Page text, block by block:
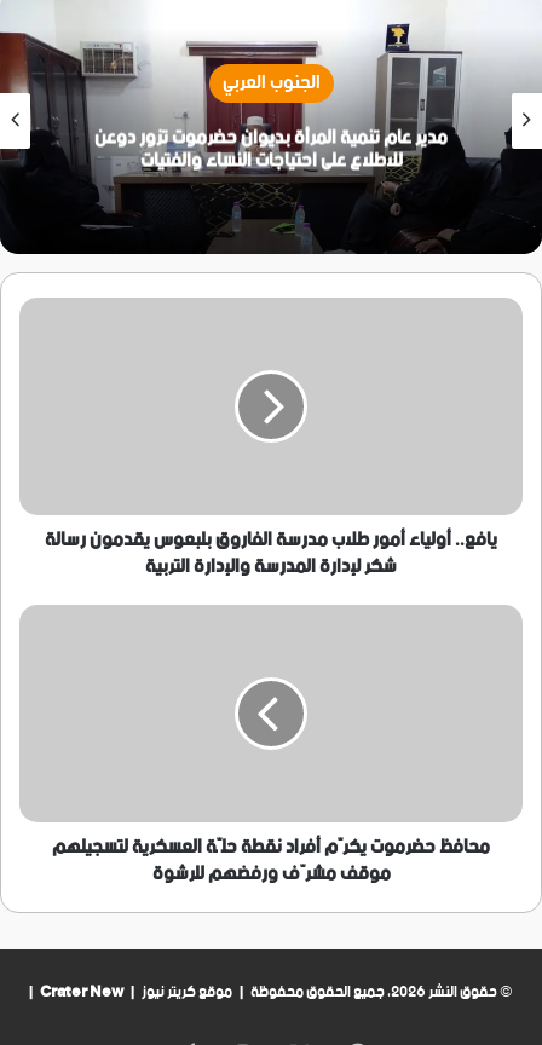
الجنوب العربي
مدير عام تنمية المرأة بديوان حضرموت تزور دوعن
للاطلاع على احتياجات النساء والفتيات
يافع..
رسالة
شكر
لإدارة
والإدارة
يافع.. أولياء أمور طلاب مدرسة الفاروق بلبعوس يقدمون رسالة
شكر لإدارة المدرسة والإدارة التربية
محافظ
موقف
مشرّف
ورفضهم
محافظ حضرموت يكرّم أفراد نقطة حلّة العسكرية لتسجيلهم
موقف مشرّف ورفضهم للرشوة
© حقوق النشر 2026، جميع الحقوق محفوظة | موقع كريتر نيوز | Crater New
|